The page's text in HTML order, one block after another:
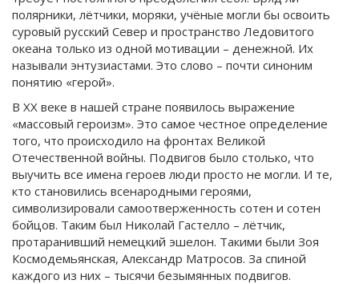
полярники, лётчики, моряки, учёные могли бы освоить
суровый русский Север и пространство Ледовитого
океана только из одной мотивации – денежной. Их
называли энтузиастами. Это слово – почти синоним
понятию «герой».
В ХХ веке в нашей стране появилось выражение
«массовый героизм». Это самое честное определение
того, что происходило на фронтах Великой
Отечественной войны. Подвигов было столько, что
выучить все имена героев люди просто не могли. И те,
кто становились всенародными героями,
символизировали самоотверженность сотен и сотен
бойцов. Таким был Николай Гастелло – лётчик,
протаранивший немецкий эшелон. Такими были Зоя
Космодемьянская, Александр Матросов. За спиной
каждого из них – тысячи безымянных подвигов.